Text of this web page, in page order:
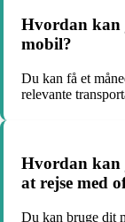
Hvordan kan
mobil?
Du kan få et
relevante
Hvordan kan
at rejse med
Du kan bruge dit